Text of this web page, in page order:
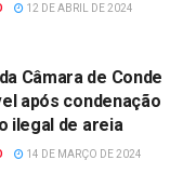
12 DE ABRIL DE 2024
Câmara de Conde
após condenação
ilegal de areia
14 DE MARÇO DE 2024